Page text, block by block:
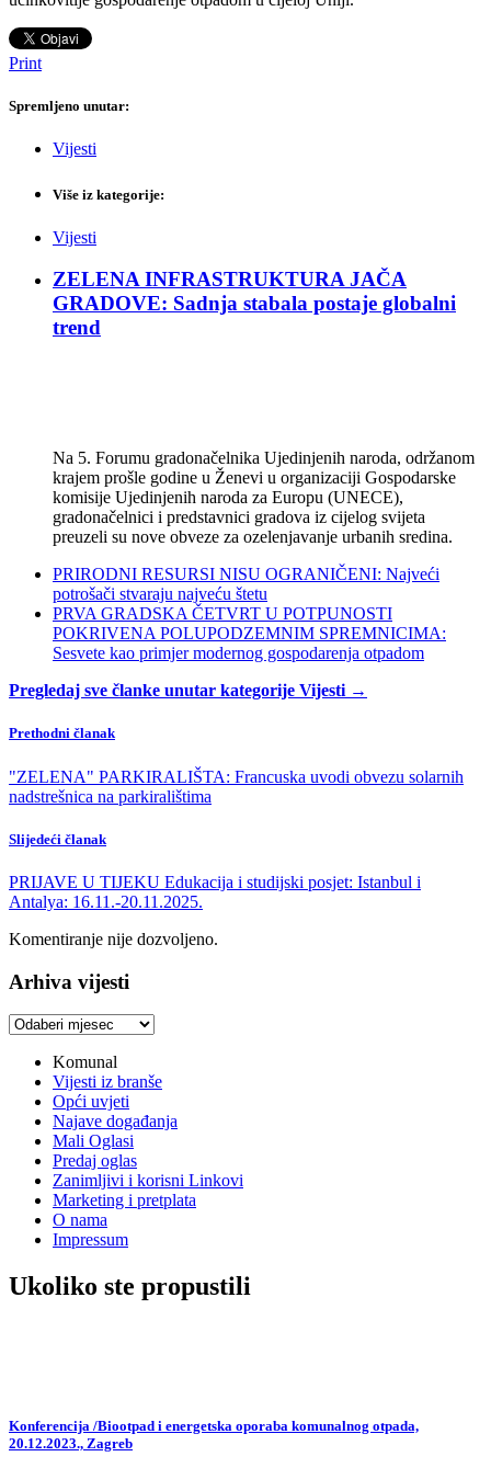
Print
Spremljeno unutar:
Vijesti
Više iz kategorije:
Vijesti
ZELENA INFRASTRUKTURA JAČA
GRADOVE: Sadnja stabala postaje globalni
trend
Na 5. Forumu gradonačelnika Ujedinjenih naroda, održanom
krajem prošle godine u Ženevi u organizaciji Gospodarske
komisije Ujedinjenih naroda za Europu (UNECE),
gradonačelnici i predstavnici gradova iz cijelog svijeta
preuzeli su nove obveze za ozelenjavanje urbanih sredina.
PRIRODNI RESURSI NISU OGRANIČENI: Najveći
potrošači stvaraju najveću štetu
PRVA GRADSKA ČETVRT U POTPUNOSTI
POKRIVENA POLUPODZEMNIM SPREMNICIMA:
Sesvete kao primjer modernog gospodarenja otpadom
Pregledaj sve članke unutar kategorije Vijesti →
Prethodni članak
"ZELENA" PARKIRALIŠTA: Francuska uvodi obvezu solarnih
nadstrešnica na parkiralištima
Slijedeći članak
PRIJAVE U TIJEKU Edukacija i studijski posjet: Istanbul i
Antalya: 16.11.-20.11.2025.
Komentiranje nije dozvoljeno.
Arhiva vijesti
Arhiva
Komunal
Vijesti iz branše
Opći uvjeti
Najave događanja
Mali Oglasi
Predaj oglas
Zanimljivi i korisni Linkovi
Marketing i pretplata
O nama
Impressum
Ukoliko ste propustili
Konferencija /Biootpad i energetska oporaba komunalnog otpada,
20.12.2023., Zagreb